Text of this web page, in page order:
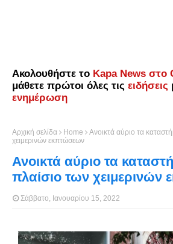
Ακολουθήστε το Kapa News στο
μάθετε πρώτοι όλες τις ειδήσεις
ενημέρωση
Αρχική σελίδα Home
Ανοικτά αύριο τα
χειμερινών εκπτώσεων
Ανοικτά αύριο τα
πλαίσιο των
Σάββατο, Ιανουαρίου 15, 2022